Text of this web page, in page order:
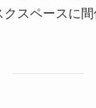
クスペースに